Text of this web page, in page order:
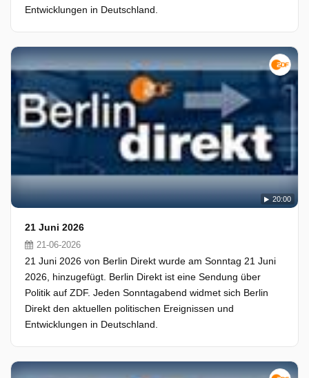
Entwicklungen in Deutschland.
20:00
21 Juni 2026
21-06-2026
21 Juni 2026 von Berlin Direkt wurde am Sonntag 21 Juni
2026, hinzugefügt. Berlin Direkt ist eine Sendung über
Politik auf ZDF. Jeden Sonntagabend widmet sich Berlin
Direkt den aktuellen politischen Ereignissen und
Entwicklungen in Deutschland.